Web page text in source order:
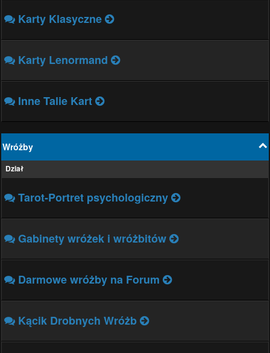
Karty Klasyczne
Karty Lenormand
Inne Talie Kart
Wróżby
Dział
Tarot-Portret psychologiczny
Gabinety wróżek i wróżbitów
Darmowe wróżby na Forum
Kącik Drobnych Wróżb